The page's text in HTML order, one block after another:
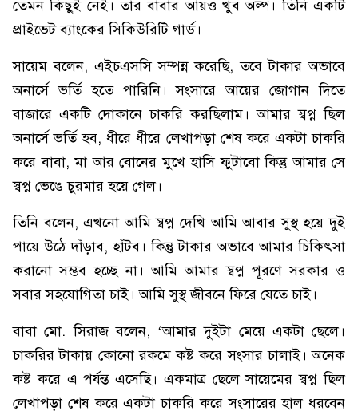
তেমন কিছুই নেই। তার বাবার আয়ও খুব অল্প। তিনি একটি
প্রাইভেট ব্যাংকের সিকিউরিটি গার্ড।
সায়েম বলেন, এইচএসসি সম্পন্ন করেছি, তবে টাকার অভাবে
অনার্সে ভর্তি হতে পারিনি। সংসারে আয়ের জোগান দিতে
বাজারে একটি দোকানে চাকরি করছিলাম। আমার স্বপ্ন ছিল
অনার্সে ভর্তি হব, ধীরে ধীরে লেখাপড়া শেষ করে একটা চাকরি
করে বাবা, মা আর বোনের মুখে হাসি ফুটাবো কিন্তু আমার সে
স্বপ্ন ভেঙে চুরমার হয়ে গেল।
তিনি বলেন, এখনো আমি স্বপ্ন দেখি আমি আবার সুস্থ হয়ে দুই
পায়ে উঠে দাঁড়াব, হাঁটব। কিন্তু টাকার অভাবে আমার চিকিৎসা
করানো সম্ভব হচ্ছে না। আমি আমার স্বপ্ন পূরণে সরকার ও
সবার সহযোগিতা চাই। আমি সুস্থ জীবনে ফিরে যেতে চাই।
বাবা মো. সিরাজ বলেন, ‘আমার দুইটা মেয়ে একটা ছেলে।
চাকরির টাকায় কোনো রকমে কষ্ট করে সংসার চালাই। অনেক
কষ্ট করে এ পর্যন্ত এসেছি। একমাত্র ছেলে সায়েমের স্বপ্ন ছিল
লেখাপড়া শেষ করে একটা চাকরি করে সংসারের হাল ধরবেন